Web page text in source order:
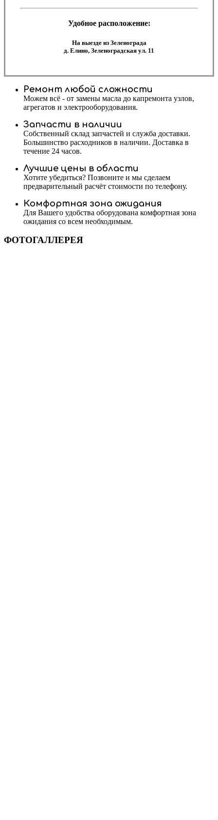
Удобное расположение:
На выезде из Зеленограда
д. Елино, Зеленоградская ул. 11
Ремонт любой сложности
Можем всё - от замены масла до капремонта узлов,
агрегатов и электрооборудования.
Запчасти в наличии
Собственный склад запчастей и служба доставки.
Большинство расходников в наличии. Доставка в
течение 24 часов.
Лучшие цены в области
Хотите убедиться? Позвоните и мы сделаем
предварительный расчёт стоимости по телефону.
Комфортная зона ожидания
Для Вашего удобства оборудована комфортная зона
ожидания со всем необходимым.
ФОТОГАЛЛЕРЕЯ